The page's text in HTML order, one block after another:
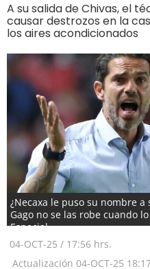
A su salida de Chivas, el
causar destrozos en la
los aires acondicionados
¿Necaxa le puso su nombre
Gago no se las robe cuando
Especial
04-OCT-25 / 17:56 hrs.
Actualización 04-OCT-25